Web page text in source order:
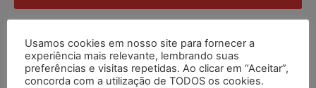
Usamos cookies em nosso site para fornecer a
experiência mais relevante, lembrando suas
preferências e visitas repetidas. Ao clicar em “Aceitar”,
concorda com a utilização de TODOS os cookies.